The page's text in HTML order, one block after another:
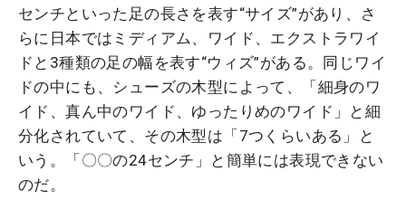
センチといった足の長さを表す“サイズ”があり、さ
らに日本ではミディアム、ワイド、エクストラワイ
ドと3種類の足の幅を表す“ウィズ”がある。同じワイ
ドの中にも、シューズの木型によって、「細身のワ
イド、真ん中のワイド、ゆったりめのワイド」と細
分化されていて、その木型は「7つくらいある」と
いう。「〇〇の24センチ」と簡単には表現できない
のだ。